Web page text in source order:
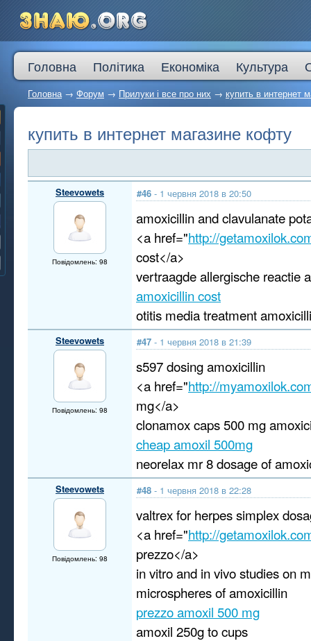
Головна Політика Економіка Культура
Головна→ Форум → Прилуки і все про них → купить в интернет
купить в интернет магазине кофту
Steevowets
Повідомлень: 98
#46 - 1 червня 2018 в 20:50
amoxicillin and clavulanate
<a href="http://
cost</a>
vertraagde allergische reactie
amoxicillin cost
otitis media treatment
Steevowets
Повідомлень: 98
#47 - 1 червня 2018 в 21:39
s597 dosing amoxicillin
<a href="http://
mg</a>
clonamox caps 500 mg
cheap amoxil 500mg
neorelax mr 8 dosage of
Steevowets
Повідомлень: 98
#48 - 1 червня 2018 в 22:28
valtrex for herpes simplex
<a href="http://
prezzo</a>
in vitro and in vivo studies on
microspheres of amoxicillin
prezzo amoxil 500 mg
amoxil 250g to cups